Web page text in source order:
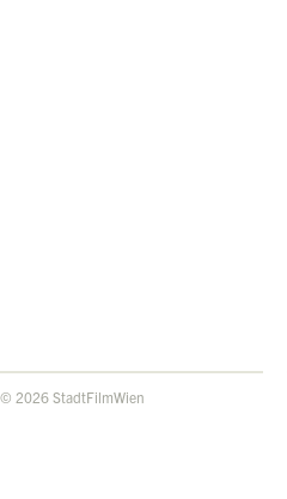
© 2026 StadtFilmWien